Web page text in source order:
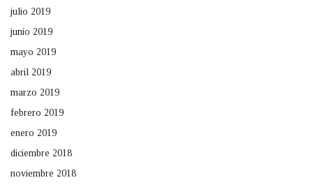
julio 2019
junio 2019
mayo 2019
abril 2019
marzo 2019
febrero 2019
enero 2019
diciembre 2018
noviembre 2018